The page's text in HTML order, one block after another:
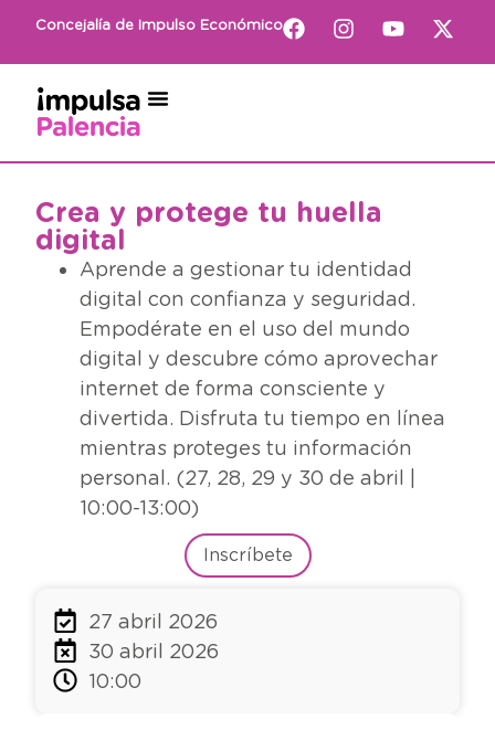
Concejalía de Impulso Económico
Crea y protege tu huella
digital
Aprende a gestionar tu identidad
digital con confianza y seguridad.
Empodérate en el uso del mundo
digital y descubre cómo aprovechar
internet de forma consciente y
divertida. Disfruta tu tiempo en línea
mientras proteges tu información
personal. (27, 28, 29 y 30 de abril |
10:00-13:00)
Inscríbete
27 abril 2026
30 abril 2026
10:00